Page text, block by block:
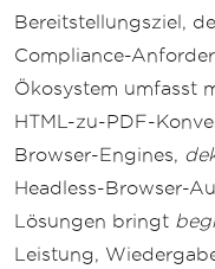
Bereitstellungsziel,
Compliance-
Ökosystem umfasst
HTML-zu-PDF-
Browser-Engines,
Headless-Browser-
Lösungen bringt
Leistung,